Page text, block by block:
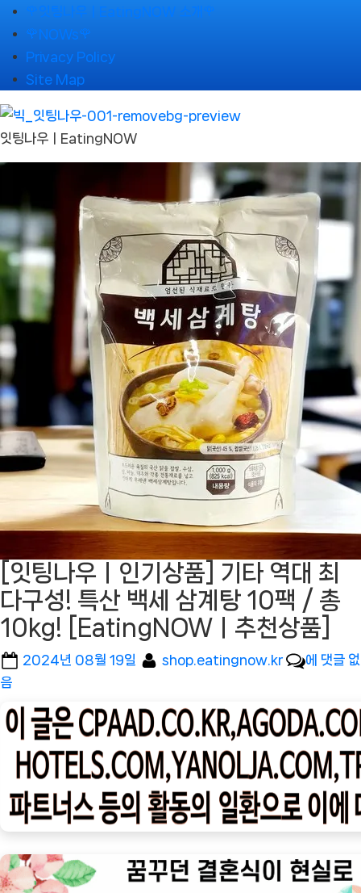
Skip
to
content
🌹잇팅나우ㅣEatingNOW 소개🌹
🌹NOWs🌹
Privacy Policy
Site Map
잇팅나우ㅣEatingNOW
[잇팅나우ㅣ인기상품] 기타 역대 최
다구성! 특산 백세 삼계탕 10팩 / 총
10kg! [EatingNOWㅣ추천상품]
Posted
2024년 08월 19일 By
shop.eatingnow.kr
[잇
우
ㅣ
인
기
상
기
타
에 댓글 없
음